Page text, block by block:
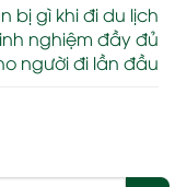
bị gì khi đi du lịch
nghiệm đầy đủ
người đi lần đầu